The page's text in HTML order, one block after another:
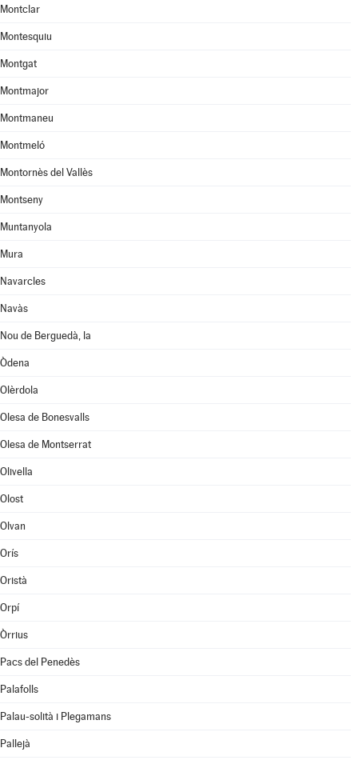
Montclar
Montesquiu
Montgat
Montmajor
Montmaneu
Montmeló
Montornès del Vallès
Montseny
Muntanyola
Mura
Navarcles
Navàs
Nou de Berguedà, la
Òdena
Olèrdola
Olesa de Bonesvalls
Olesa de Montserrat
Olivella
Olost
Olvan
Orís
Oristà
Orpí
Òrrius
Pacs del Penedès
Palafolls
Palau-solità i Plegamans
Pallejà